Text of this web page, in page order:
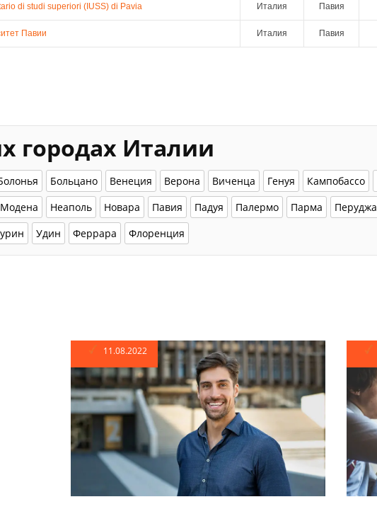
di studi superiori (IUSS) di Pavia Италия Павия
Павии Италия Павия
городах Италии
Больцано Венеция Верона Виченца Генуя Кампобассо
Модена Неаполь Новара Павия Падуя Палермо Парма Перуджа
Удин Феррара Флоренция
11.08.2022